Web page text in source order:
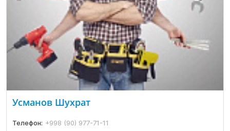
Усманов Шухрат
Телефон: +998 (90) 977-71-11